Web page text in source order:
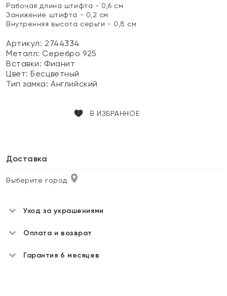
Рабочая длина штифта - 0,6 см
Занижение штифта - 0,2 см
Внутренняя высота серьги - 0,8 см
Артикул: 2744334
Металл: Серебро 925
Вставки: Фианит
Цвет:Бесцветный
Тип замка:Английский
В ИЗБРАННОЕ
Доставка
Выберите город
Уход за украшениями
Оплата и возврат
Гарантия 6 месяцев